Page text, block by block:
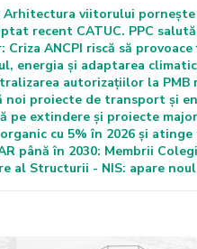
Arhitectura viitorului
recent CATUC. PPC
Criza ANCPI riscă să
energia și adaptarea
autorizațiilor la PMB
noi proiecte de transport și
pe extindere și proiecte
cu 5% în 2026 și
până în 2030: Membrii
al Structurii - NIS: apare